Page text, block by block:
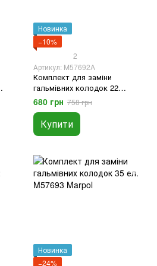
Новинка
−10%
2
Артикул: M57692A
Комплект для заміни
гальмівних колодок 22
елемента M57692A Marpol
680 грн 758 грн
Купити
Новинка
−24%